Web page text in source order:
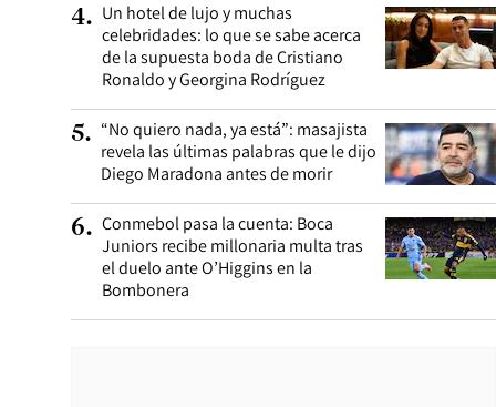
4. Un hotel de lujo y muchas
celebridades: lo que se sabe acerca
de la supuesta boda de Cristiano
Ronaldo y Georgina Rodríguez
5. “No quiero nada, ya está”: masajista
revela las últimas palabras que le dijo
Diego Maradona antes de morir
6. Conmebol pasa la cuenta: Boca
Juniors recibe millonaria multa tras
el duelo ante O’Higgins en la
Bombonera